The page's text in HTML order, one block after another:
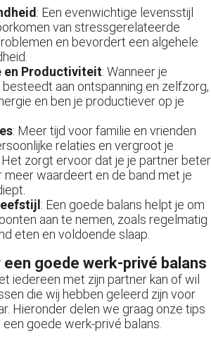
: Een evenwichtige levensstijl
van stressgerelateerde
en bevordert een algehele
en Productiviteit: Wanneer je
aan ontspanning en zelfzorg,
en ben je productiever op je
: Meer tijd voor familie en vrienden
relaties en vergroot je
zorgt ervoor dat je je partner beter
meer waardeert en de band met je
: Een goede balans helpt je om
aan te nemen, zoals regelmatig
eten en voldoende slaap.
een goede werk-privé balans
iedereen met zijn partner kan of wil
die wij hebben geleerd zijn voor
Hieronder delen we graag onze tips
goede werk-privé balans.